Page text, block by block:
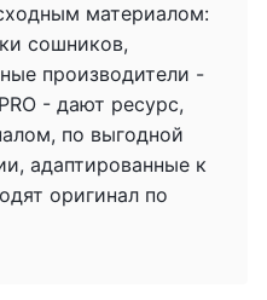
материалом:
сошников,
производители -
- дают ресурс,
по выгодной
адаптированные к
оригинал по